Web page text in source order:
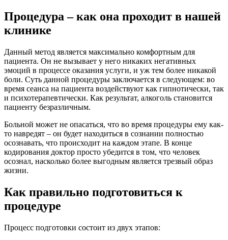
Процедура – как она проходит в нашей
клинике
Данный метод является максимально комфортным для
пациента. Он не вызывает у него никаких негативных
эмоций в процессе оказания услуги, и уж тем более никакой
боли. Суть данной процедуры заключается в следующем: во
время сеанса на пациента воздействуют как гипнотически, так
и психотерапевтически. Как результат, алкоголь становится
пациенту безразличным.
Больной может не опасаться, что во время процедуры ему как-
то навредят – он будет находиться в сознании полностью
осознавать, что происходит на каждом этапе. В конце
кодирования доктор просто убедится в том, что человек
осознал, насколько более выгодным является трезвый образ
жизни.
Как правильно подготовиться к
процедуре
Процесс подготовки состоит из двух этапов: